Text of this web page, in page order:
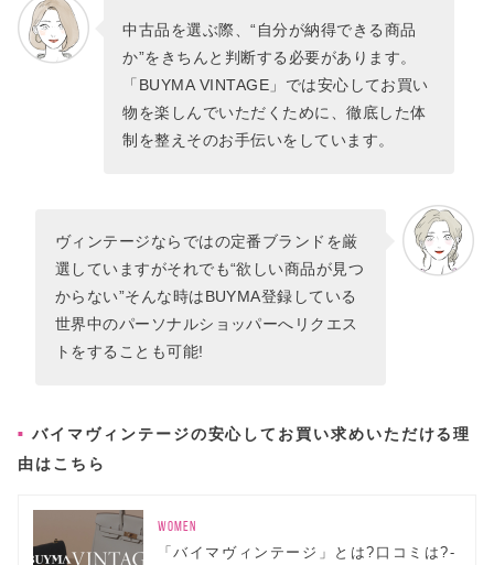
中古品を選ぶ際、“自分が納得できる商品
か”をきちんと判断する必要があります。
「BUYMA VINTAGE」では安心してお買い
物を楽しんでいただくために、徹底した体
制を整えそのお手伝いをしています。
ヴィンテージならではの定番ブランドを厳
選していますがそれでも“欲しい商品が見つ
からない”そんな時はBUYMA登録している
世界中のパーソナルショッパーへリクエス
トをすることも可能!
バイマヴィンテージの安心してお買い求めいただける理
由はこちら
WOMEN
「バイマヴィンテージ」とは?口コミは?-